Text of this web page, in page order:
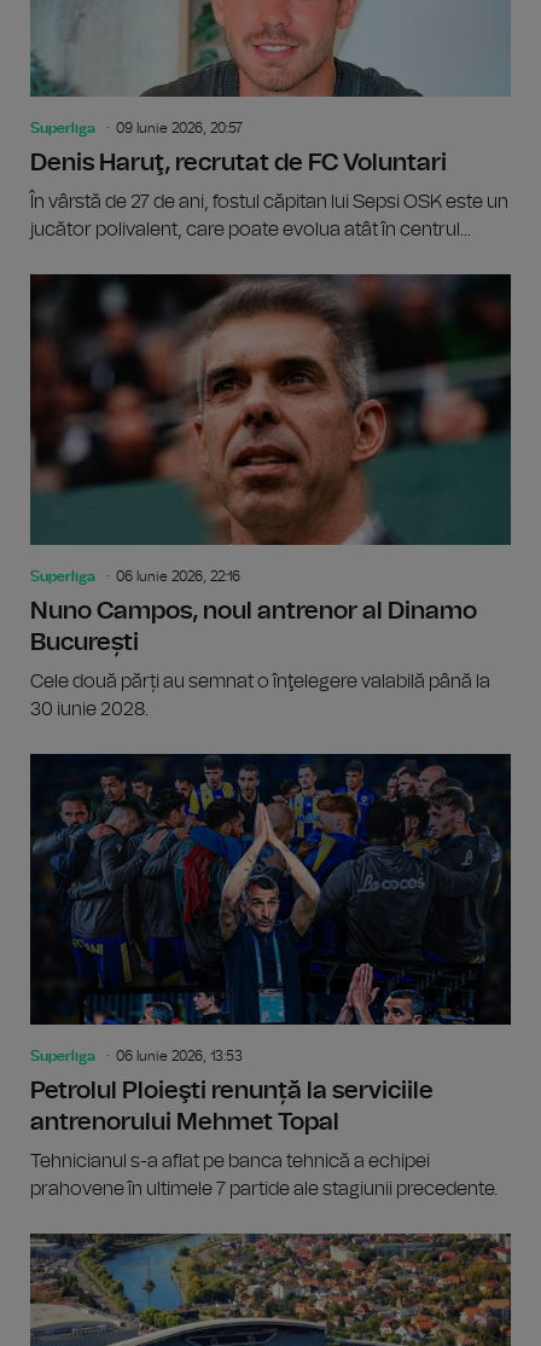
Superliga 09 Iunie 2026, 20:57
Denis Haruţ, recrutat de FC Voluntari
În vârstă de 27 de ani, fostul căpitan lui Sepsi OSK este un
jucător polivalent, care poate evolua atât în centrul...
Superliga 06 Iunie 2026, 22:16
Nuno Campos, noul antrenor al Dinamo
București
Cele două părți au semnat o înţelegere valabilă până la
30 iunie 2028.
Superliga 06 Iunie 2026, 13:53
Petrolul Ploieşti renunță la serviciile
antrenorului Mehmet Topal
Tehnicianul s-a aflat pe banca tehnică a echipei
prahovene în ultimele 7 partide ale stagiunii precedente.